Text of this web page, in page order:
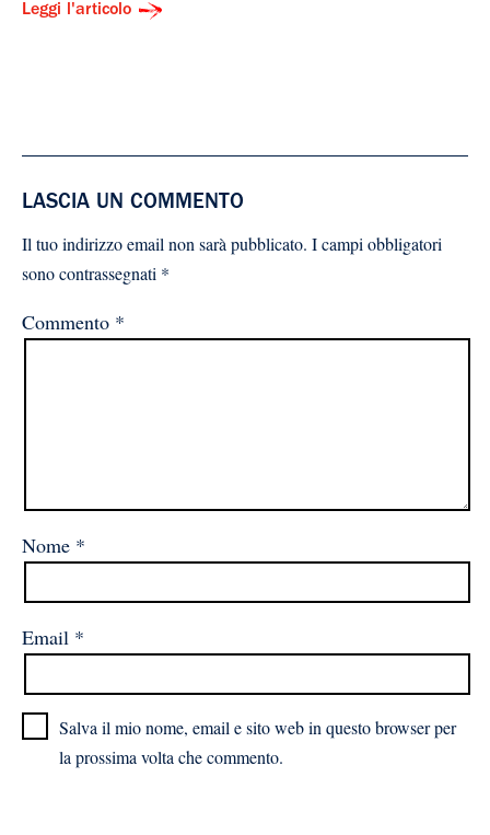
Leggi l'articolo
LASCIA UN COMMENTO
Il tuo indirizzo email non sarà pubblicato. I campi obbligatori
sono contrassegnati *
Commento *
Nome *
Email *
Salva il mio nome, email e sito web in questo browser per
la prossima volta che commento.